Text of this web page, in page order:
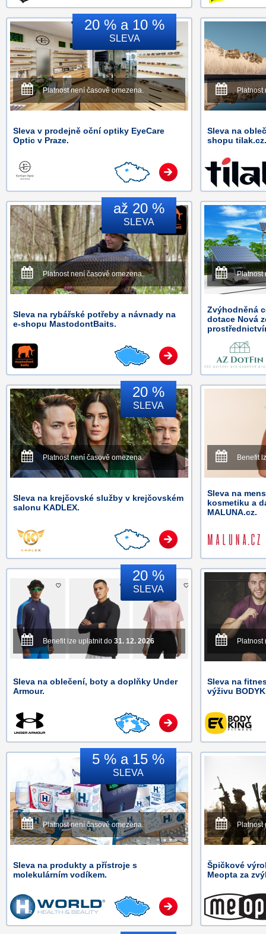
20 % a 10 %
SLEVA
Platnost není časově omezena.
Sleva v prodejně oční optiky EyeCare
Optic v Praze.
Platnost
Sleva na
shopu tilak.cz.
až 20 %
SLEVA
Platnost není časově omezena.
Sleva na rybářské potřeby a návnady na
e-shopu MastodontBaits.
Platnost
Zvýhodněná
dotace Nová
20 %
SLEVA
Platnost není časově omezena.
Sleva na krejčovské služby v krejčovském
salonu KADLEX.
Benefit
Sleva na
kosmetiku a
MALUNA.cz.
20 %
SLEVA
Benefit lze uplatnit do 31. 12. 2026
Sleva na oblečení, boty a doplňky Under
Armour.
Platnost
Sleva na
výživu
5 % a 15 %
SLEVA
Platnost není časově omezena.
Sleva na produkty a přístroje s
molekulárním vodíkem.
Platnost
Špičkové
Meopta za